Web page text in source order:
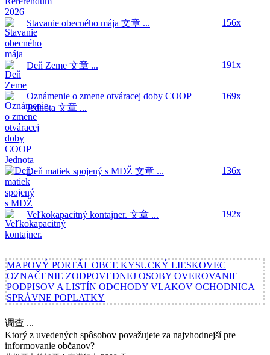
Stavanie obecného mája 文章 ... 156x
Deň Zeme 文章 ... 191x
Oznámenie o zmene otváracej doby COOP
Jednota 文章 ...
169x
Deň matiek spojený s MDŽ 文章 ... 136x
Veľkokapacitný kontajner. 文章 ... 192x
MAPOVÝ PORTÁL OBCE KYSUCKÝ LIESKOVEC
OZNAČENIE ZODPOVEDNEJ OSOBY OVEROVANIE
PODPISOV A LISTÍN ODCHODY VLAKOV OCHODNICA
SPRÁVNE POPLATKY
调查 ...
Ktorý z uvedených spôsobov považujete za najvhodnejší pre
informovanie občanov?